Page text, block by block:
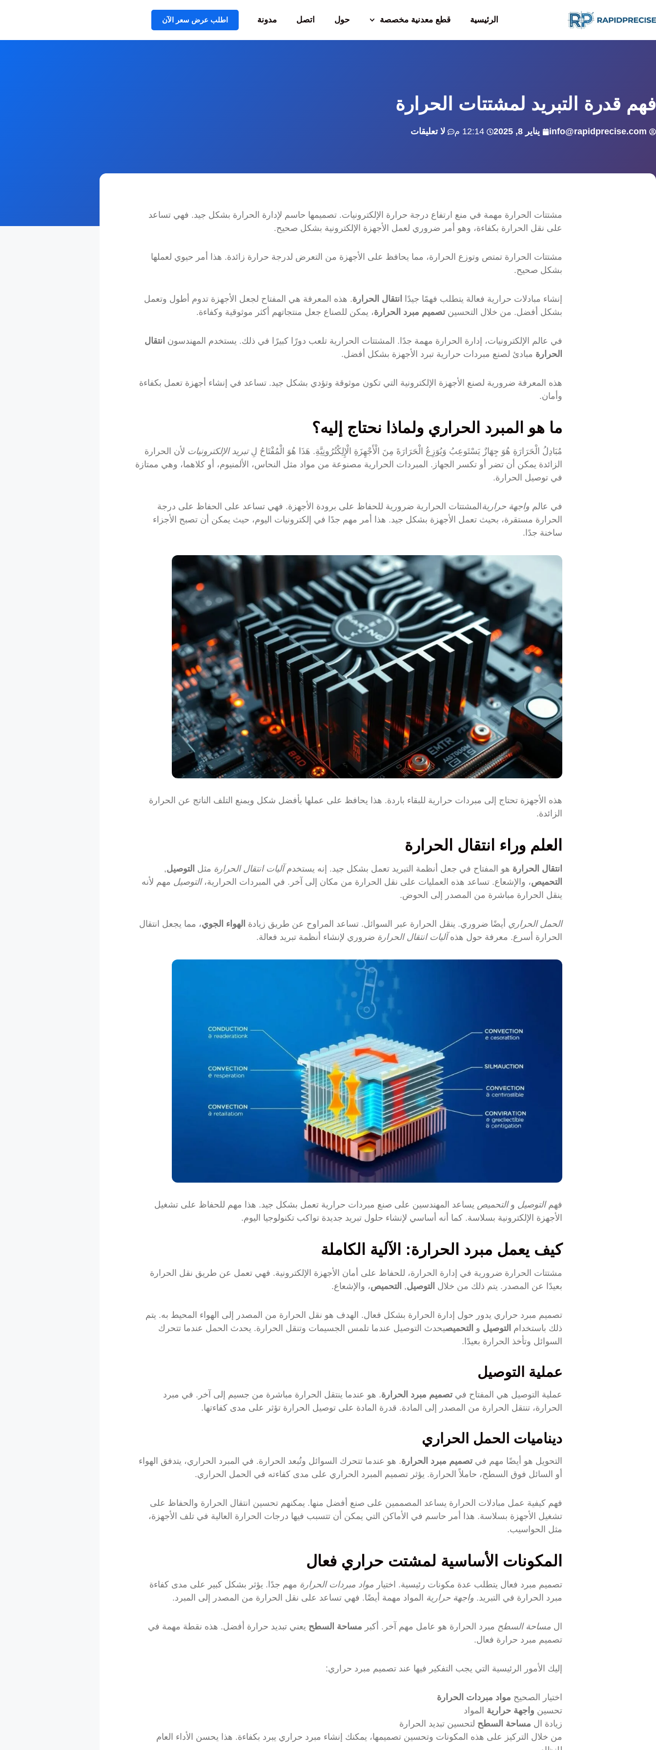
الرئيسية قطع معدنية مخصصة حول اتصل مدونة اطلب عرض سعر الآن
فهم قدرة التبريد لمشتتات الحرارة
info@rapidprecise.com يناير 8, 2025 12:14 م لا تعليقات
مشتتات الحرارة مهمة في منع ارتفاع درجة حرارة الإلكترونيات. تصميمها حاسم لإدارة الحرارة بشكل جيد. فهي تساعد
على نقل الحرارة بكفاءة، وهو أمر ضروري لعمل الأجهزة الإلكترونية بشكل صحيح.
مشتتات الحرارة تمتص وتوزع الحرارة، مما يحافظ على الأجهزة من التعرض لدرجة حرارة زائدة. هذا أمر حيوي لعملها
بشكل صحيح.
إنشاء مبادلات حرارية فعالة يتطلب فهمًا جيدًا انتقال الحرارة. هذه المعرفة هي المفتاح لجعل الأجهزة تدوم أطول وتعمل
بشكل أفضل. من خلال التحسين تصميم مبرد الحرارة، يمكن للصناع جعل منتجاتهم أكثر موثوقية وكفاءة.
في عالم الإلكترونيات، إدارة الحرارة مهمة جدًا. المشتتات الحرارية تلعب دورًا كبيرًا في ذلك. يستخدم المهندسون انتقال
الحرارة مبادئ لصنع مبردات حرارية تبرد الأجهزة بشكل أفضل.
هذه المعرفة ضرورية لصنع الأجهزة الإلكترونية التي تكون موثوقة وتؤدي بشكل جيد. تساعد في إنشاء أجهزة تعمل بكفاءة
وأمان.
ما هو المبرد الحراري ولماذا نحتاج إليه؟
مُبَادِلُ الْحَرَارَةِ هُوَ جِهَازٌ يَسْتَوعِبُ وَيُوَزِعُ الْحَرَارَةَ مِنَ الْأَجْهِزَةِ الْإِلِكْتُرُونِيَّةِ. هَذَا هُوَ الْمُفْتَاحُ لِتبريد الإلكترونيات لأن الحرارة
الزائدة يمكن أن تضر أو تكسر الجهاز. المبردات الحرارية مصنوعة من مواد مثل النحاس، الألمنيوم، أو كلاهما، وهي ممتازة
في توصيل الحرارة.
في عالم واجهة حرارية المشتتات الحرارية ضرورية للحفاظ على برودة الأجهزة. فهي تساعد على الحفاظ على درجة
الحرارة مستقرة، بحيث تعمل الأجهزة بشكل جيد. هذا أمر مهم جدًا في إلكترونيات اليوم، حيث يمكن أن تصبح الأجزاء
ساخنة جدًا.
هذه الأجهزة تحتاج إلى مبردات حرارية للبقاء باردة. هذا يحافظ على عملها بأفضل شكل ويمنع التلف الناتج عن الحرارة
الزائدة.
العلم وراء انتقال الحرارة
انتقال الحرارة هو المفتاح في جعل أنظمة التبريد تعمل بشكل جيد. إنه يستخدمآليات انتقال الحرارة مثل التوصيل,
التحميص، والإشعاع. تساعد هذه العمليات على نقل الحرارة من مكان إلى آخر. في المبردات الحرارية،التوصيل مهم لأنه
ينقل الحرارة مباشرة من المصدر إلى الحوض.
الحمل الحراري أيضًا ضروري. ينقل الحرارة عبر السوائل. تساعد المراوح عن طريق زيادة الهواء الجوي، مما يجعل انتقال
الحرارة أسرع. معرفة حول هذهآليات انتقال الحرارة ضروري لإنشاء أنظمة تبريد فعالة.
فهمالتوصيل والتحميص يساعد المهندسين على صنع مبردات حرارية تعمل بشكل جيد. هذا مهم للحفاظ على تشغيل
الأجهزة الإلكترونية بسلاسة. كما أنه أساسي لإنشاء حلول تبريد جديدة تواكب تكنولوجيا اليوم.
كيف يعمل مبرد الحرارة: الآلية الكاملة
مشتتات الحرارة ضرورية في إدارة الحرارة، للحفاظ على أمان الأجهزة الإلكترونية. فهي تعمل عن طريق نقل الحرارة
بعيدًا عن المصدر. يتم ذلك من خلال التوصيل, التحميص، والإشعاع.
تصميم مبرد حراري يدور حول إدارة الحرارة بشكل فعال. الهدف هو نقل الحرارة من المصدر إلى الهواء المحيط به. يتم
ذلك باستخدام التوصيل و التحميصيحدث التوصيل عندما تلمس الجسيمات وتنقل الحرارة. يحدث الحمل عندما تتحرك
السوائل وتأخذ الحرارة بعيدًا.
عملية التوصيل
عملية التوصيل هي المفتاح في تصميم مبرد الحرارة. هو عندما ينتقل الحرارة مباشرة من جسيم إلى آخر. في مبرد
الحرارة، تنتقل الحرارة من المصدر إلى المادة. قدرة المادة على توصيل الحرارة تؤثر على مدى كفاءتها.
ديناميات الحمل الحراري
التحويل هو أيضًا مهم في تصميم مبرد الحرارة. هو عندما تتحرك السوائل وتُبعد الحرارة. في المبرد الحراري، يتدفق الهواء
أو السائل فوق السطح، حاملاً الحرارة. يؤثر تصميم المبرد الحراري على مدى كفاءته في الحمل الحراري.
فهم كيفية عمل مبادلات الحرارة يساعد المصممين على صنع أفضل منها. يمكنهم تحسين انتقال الحرارة والحفاظ على
تشغيل الأجهزة بسلاسة. هذا أمر حاسم في الأماكن التي يمكن أن تتسبب فيها درجات الحرارة العالية في تلف الأجهزة،
مثل الحواسيب.
المكونات الأساسية لمشتت حراري فعال
تصميم مبرد فعال يتطلب عدة مكونات رئيسية. اختيار مواد مبردات الحرارة مهم جدًا. يؤثر بشكل كبير على مدى كفاءة
مبرد الحرارة في التبريد. واجهة حرارية المواد مهمة أيضًا. فهي تساعد على نقل الحرارة من المصدر إلى المبرد.
ال مساحة السطح مبرد الحرارة هو عامل مهم آخر. أكبر مساحة السطح يعني تبديد حرارة أفضل. هذه نقطة مهمة في
تصميم مبرد حرارة فعال.
إليك الأمور الرئيسية التي يجب التفكير فيها عند تصميم مبرد حراري:
اختيار الصحيح مواد مبردات الحرارة
تحسين واجهة حرارية المواد
زيادة ال مساحة السطح لتحسين تبديد الحرارة
من خلال التركيز على هذه المكونات وتحسين تصميمها، يمكنك إنشاء مبرد حراري يبرد بكفاءة. هذا يحسن الأداء العام